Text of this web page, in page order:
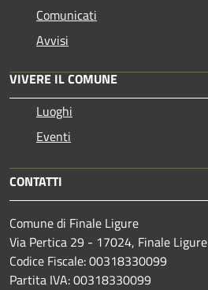
Comunicati
Avvisi
VIVERE IL COMUNE
Luoghi
Eventi
CONTATTI
Comune di Finale Ligure
Via Pertica 29 - 17024, Finale Ligure
Codice Fiscale: 00318330099
Partita IVA: 00318330099